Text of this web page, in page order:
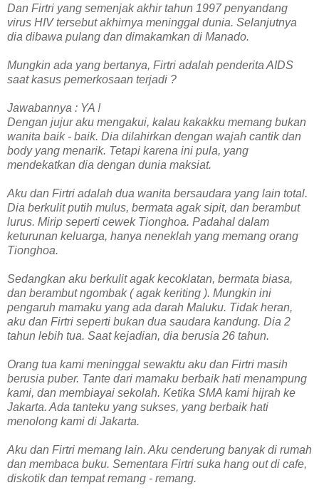
Dan Firtri yang semenjak akhir tahun 1997 penyandang
virus HIV tersebut akhirnya meninggal dunia. Selanjutnya
dia dibawa pulang dan dimakamkan di Manado.
Mungkin ada yang bertanya, Firtri adalah penderita AIDS
saat kasus pemerkosaan terjadi ?
Jawabannya : YA !
Dengan jujur aku mengakui, kalau kakakku memang bukan
wanita baik - baik. Dia dilahirkan dengan wajah cantik dan
body yang menarik. Tetapi karena ini pula, yang
mendekatkan dia dengan dunia maksiat.
Aku dan Firtri adalah dua wanita bersaudara yang lain total.
Dia berkulit putih mulus, bermata agak sipit, dan berambut
lurus. Mirip seperti cewek Tionghoa. Padahal dalam
keturunan keluarga, hanya neneklah yang memang orang
Tionghoa.
Sedangkan aku berkulit agak kecoklatan, bermata biasa,
dan berambut ngombak ( agak keriting ). Mungkin ini
pengaruh mamaku yang ada darah Maluku. Tidak heran,
aku dan Firtri seperti bukan dua saudara kandung. Dia 2
tahun lebih tua. Saat kejadian, dia berusia 26 tahun.
Orang tua kami meninggal sewaktu aku dan Firtri masih
berusia puber. Tante dari mamaku berbaik hati menampung
kami, dan membiayai sekolah. Ketika SMA kami hijrah ke
Jakarta. Ada tanteku yang sukses, yang berbaik hati
menolong kami di Jakarta.
Aku dan Firtri memang lain. Aku cenderung banyak di rumah
dan membaca buku. Sementara Firtri suka hang out di cafe,
diskotik dan tempat remang - remang.